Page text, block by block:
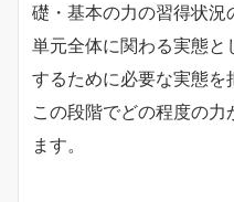
礎・基本の力の習得状況
単元全体に関わる実態
するために必要な実態を
この段階でどの程度の
ます。